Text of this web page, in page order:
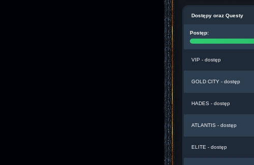
Dostępy oraz Questy
Postęp:
VIP - dostęp
GOLD CITY - dostęp
HADES - dostęp
ATLANTIS - dostęp
ELITE - dostęp